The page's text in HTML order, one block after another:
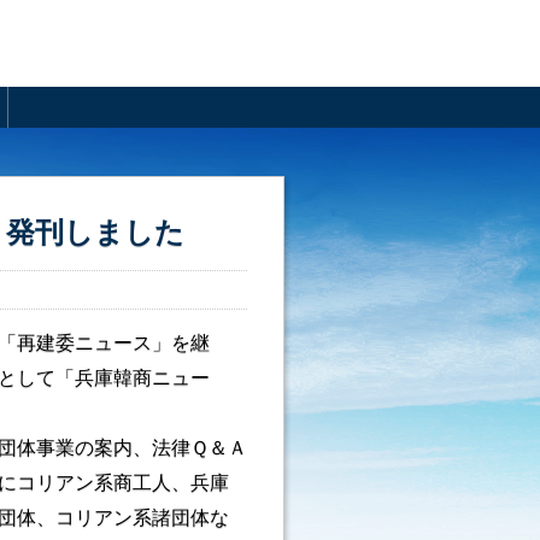
刊しました
再建委ニュース」を継
して「兵庫韓商ニュー
体事業の案内、法律Ｑ＆Ａ
コリアン系商工人、兵庫
体、コリアン系諸団体な